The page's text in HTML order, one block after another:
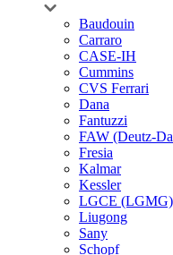
Baudouin
Carraro
CASE-IH
Cummins
CVS Ferrari
Dana
Fantuzzi
FAW (Deutz-
Fresia
Kalmar
Kessler
LGCE (LGMG)
Liugong
Sany
Schopf